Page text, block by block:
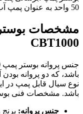
50 واحد به عنوان پمپ آب خانگی آبرسانی مطلوب خواهد داشت.
مشخصات
CBT1000
باشد، که دو پروانه
نوع سیال قابل پمپ در
باشد. مشخصات فنی
جنس پروانه: برنج